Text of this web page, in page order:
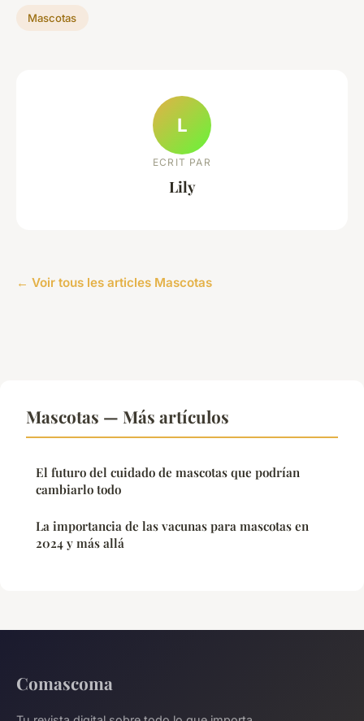
Mascotas
L
ECRIT PAR
Lily
← Voir tous les articles Mascotas
Mascotas — Más artículos
El futuro del cuidado de mascotas que podrían
cambiarlo todo
La importancia de las vacunas para mascotas en
2024 y más allá
Comascoma